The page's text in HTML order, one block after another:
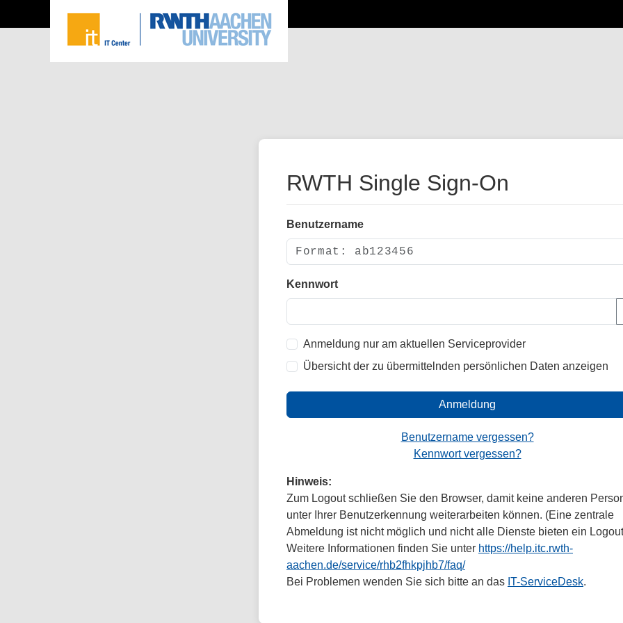
RWTH Single Sign-On
Benutzername
Kennwort
Anmeldung nur am aktuellen Serviceprovider
Übersicht der zu übermittelnden persönlichen Daten anzeigen
Anmeldung
Benutzername vergessen?
Kennwort vergessen?
Hinweis:
Zum Logout schließen Sie den Browser, damit keine anderen
unter Ihrer Benutzerkennung weiterarbeiten können. (Eine zentrale
Abmeldung ist nicht möglich und nicht alle Dienste bieten ein
Weitere Informationen finden Sie unter https://help.itc.rwth-
aachen.de/service/rhb2fhkpjhb7/faq/
Bei Problemen wenden Sie sich bitte an das IT-ServiceDesk.